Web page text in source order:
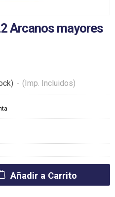
Arcanos mayores
- (Imp. Incluidos)
Añadir a Carrito